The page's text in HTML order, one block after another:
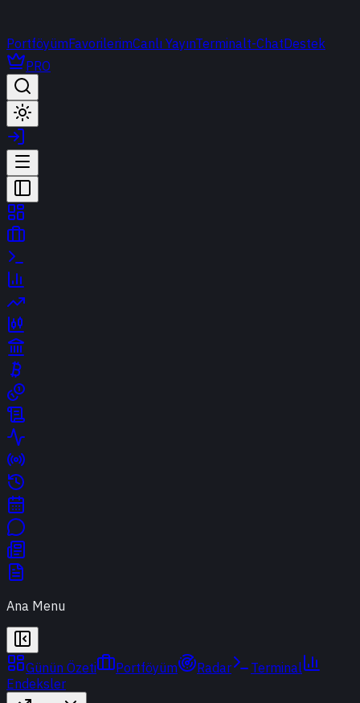
PortföyümFavorilerimCanlı YayınTerminalt-ChatDestek
PRO
Ana Menu
Günün Özeti Portföyüm Radar
Terminal
Endeksler